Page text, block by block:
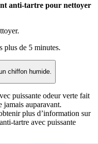
anti-tartre pour nettoyer
plus de 5 minutes.
chiffon humide.
puissante odeur verte fait
auparavant.
plus d’information sur
tartre avec puissante